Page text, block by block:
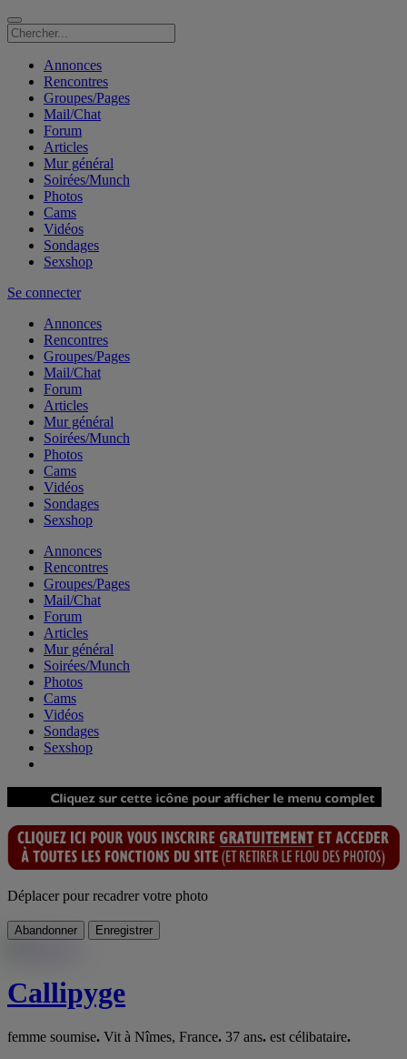
Annonces
Rencontres
Groupes/Pages
Mail/Chat
Forum
Articles
Mur général
Soirées/Munch
Photos
Cams
Vidéos
Sondages
Sexshop
Se connecter
Annonces
Rencontres
Groupes/Pages
Mail/Chat
Forum
Articles
Mur général
Soirées/Munch
Photos
Cams
Vidéos
Sondages
Sexshop
Annonces
Rencontres
Groupes/Pages
Mail/Chat
Forum
Articles
Mur général
Soirées/Munch
Photos
Cams
Vidéos
Sondages
Sexshop
Déplacer pour recadrer votre photo
Abandonner Enregistrer
Callipyge
femme soumise. Vit à Nîmes, France. 37 ans. est célibataire.